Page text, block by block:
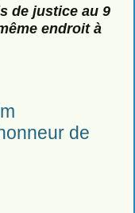
de justice au 9
endroit à
de